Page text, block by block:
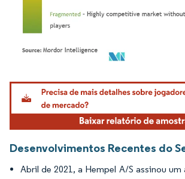
Imagem © Mordor Intelligence. O reuso requer
Desenvolvimentos Recentes do
Abril de 2021, a Hempel A/S assinou